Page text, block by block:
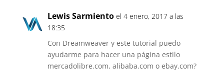
Lewis Sarmiento el 4 enero, 2017 a las
18:35
Con Dreamweaver y este tutorial puedo
ayudarme para hacer una página estilo
mercadolibre.com, alibaba.com o ebay.com?